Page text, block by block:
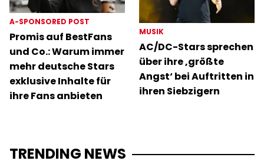
A-SPONSORED POST
Promis auf BestFans
und Co.: Warum immer
mehr deutsche Stars
exklusive Inhalte für
ihre Fans anbieten
MUSIK
AC/DC-Stars sprechen
über ihre ‚größte
Angst‘ bei Auftritten in
ihren Siebzigern
TRENDING NEWS